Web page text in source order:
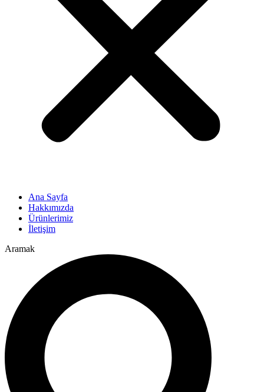
Ana Sayfa
Hakkımızda
Ürünlerimiz
İletişim
Aramak